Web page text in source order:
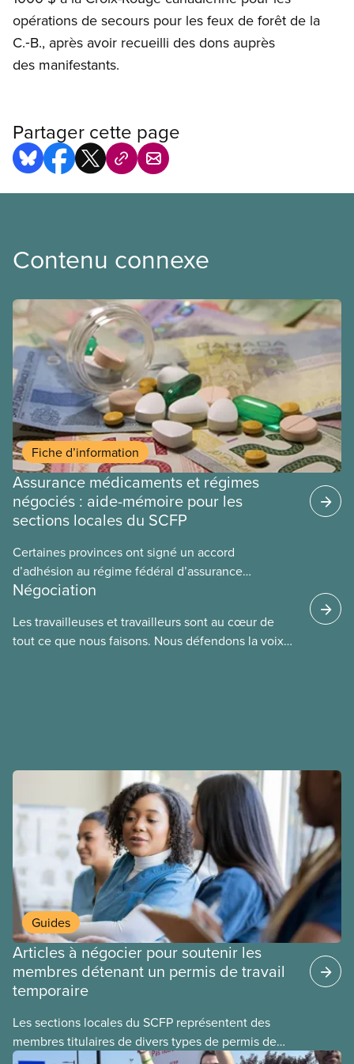
opérations de secours pour les feux de forêt de la
C.‑B., après avoir recueilli des dons auprès
des manifestants.
Partager cette page
Contenu connexe
Fiche d’information
Assurance médicaments et régimes
négociés : aide-mémoire pour les
sections locales du SCFP
Certaines provinces ont signé un accord
d’adhésion au régime fédéral d’assurance
médicaments. Les sections locales du SCFP dans
régime pourrait avoir sur leurs avantages
sociaux actuels.
Négociation
Les travailleuses et travailleurs sont au cœur de
tout ce que nous faisons. Nous défendons la voix
Guides
Articles à négocier pour soutenir les
membres détenant un permis de travail
temporaire
Les sections locales du SCFP représentent des
membres titulaires de divers types de permis de
travail temporaires, incluant les permis pour